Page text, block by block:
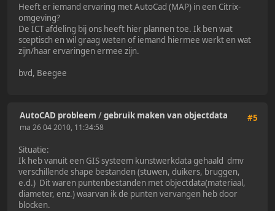
Heeft er iemand ervaring met AutoCad (MAP) in een Citrix-
omgeving?
De ICT afdeling bij ons heeft hier plannen toe. Ik ben wat
sceptisch en wil graag weten of iemand hiermee werkt en wat
zijn/haar ervaringen ermee zijn.
bvd, Beegee
#5
AutoCAD probleem /gebruik maken van objectdata
ma 26 04 2010, 11:34:58
Situatie:
Ik heb vanuit een GIS systeem kunstwerkdata gehaald dmv
verschillende shape bestanden (stuwen, duikers, bruggen,
e.d.) Dit waren puntenbestanden met objectdata(materiaal,
diameter, enz.) waarvan ik de punten vervangen heb door
blocken.